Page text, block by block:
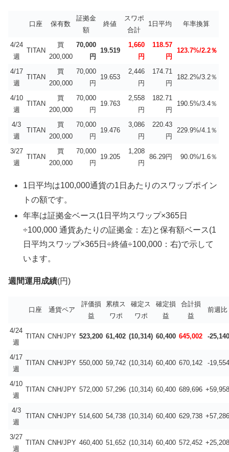
口座 保有数
証拠金
額
終値
スワポ
合計
1日平均 年率換算
4/24
週
TITAN
買
200,000
70,000
円
19.519
1,660
円
118.57
円
123.7%/2.2％
4/17
週
TITAN
買
200,000
70,000
円
19.653
2,446
円
174.71
円
182.2%/3.2％
4/10
週
TITAN
買
200,000
70,000
円
19.763
2,558
円
182.71
円
190.5%/3.4％
4/3
週
TITAN
買
200,000
70,000
円
19.476
3,086
円
220.43
円
229.9%/4.1％
3/27
週
TITAN
買
200,000
70,000
円
19.205
1,208
円
86.29円 90.0%/1.6％
1日平均は100,000通貨の1日あたりのスワップポイン
トの額です。
年率は証拠金ベース(1日平均スワップ×365日
÷100,000 通貨あたりの証拠金：左)と保有額ベース(1
日平均スワップ×365日÷終値÷100,000：右)で示して
います。
週間運用成績(円)
口座 通貨ペア
評価損
益
累積ス
ワポ
確定ス
ワポ
確定損
益
合計損
益
前週比
4/24
週
TITAN CNH/JPY 523,200 61,402 (10,314) 60,400 645,002 -25,140
4/17
週
TITAN CNH/JPY 550,000 59,742 (10,314) 60,400 670,142 -19,554
4/10
週
TITAN CNH/JPY 572,000 57,296 (10,314) 60,400 689,696 +59,958
4/3
週
TITAN CNH/JPY 514,600 54,738 (10,314) 60,400 629,738 +57,286
3/27
週
TITAN CNH/JPY 460,400 51,652 (10,314) 60,400 572,452 +25,208